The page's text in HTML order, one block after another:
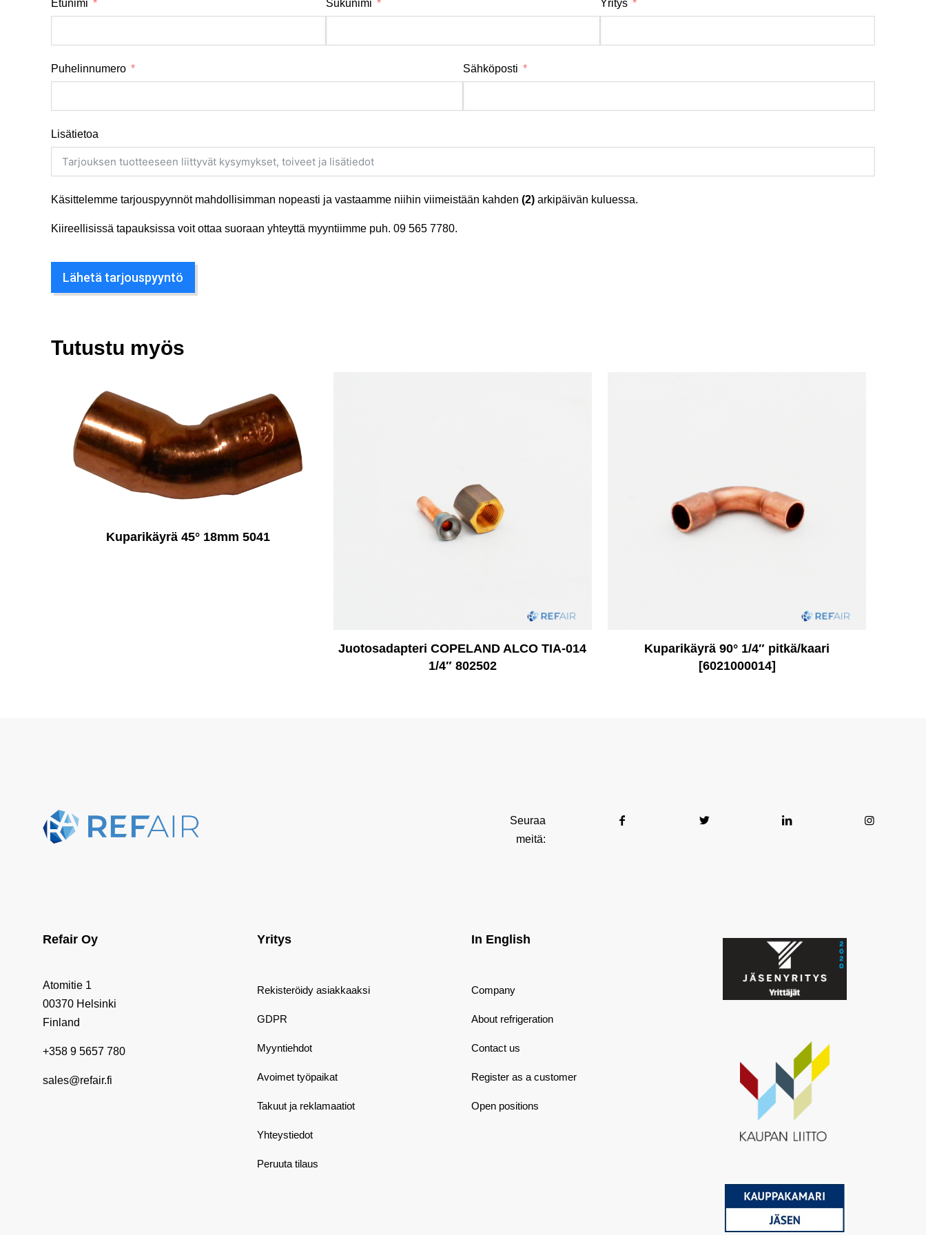
Etunimi Sukunimi Yritys
Puhelinnumero Sähköposti
Lisätietoa
Käsittelemme tarjouspyynnöt mahdollisimman nopeasti ja vastaamme niihin viimeistään kahden (2) arkipäivän kuluessa.
Kiireellisissä tapauksissa voit ottaa suoraan yhteyttä myyntiimme puh. 09 565 7780.
Lähetä tarjouspyyntö
Tutustu myös
Kuparikäyrä 45° 18mm 5041
Juotosadapteri COPELAND ALCO TIA-014
1/4″ 802502
Kuparikäyrä 90° 1/4″ pitkä/kaari
[6021000014]
Seuraa
meitä:
Refair Oy
Atomitie 1
00370 Helsinki
Finland
+358 9 5657 780
sales@refair.fi
Yritys
Rekisteröidy asiakkaaksi
GDPR
Myyntiehdot
Avoimet työpaikat
Takuut ja reklamaatiot
Yhteystiedot
Peruuta tilaus
In English
Company
About refrigeration
Contact us
Register as a customer
Open positions